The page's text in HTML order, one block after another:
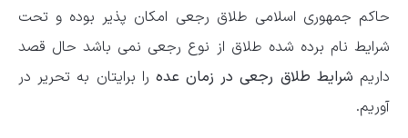
حاکم جمهوری اسلامی طلاق رجعی امکان پذیر بوده و تحت
شرایط نام برده شده طلاق از نوع رجعی نمی باشد حال قصد
داریم شرایط طلاق رجعی در زمان عده را برایتان به تحریر در
آوریم.